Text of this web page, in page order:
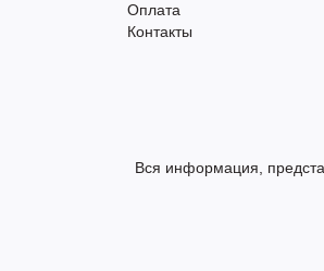
Оплата
Контакты
Вся информация,